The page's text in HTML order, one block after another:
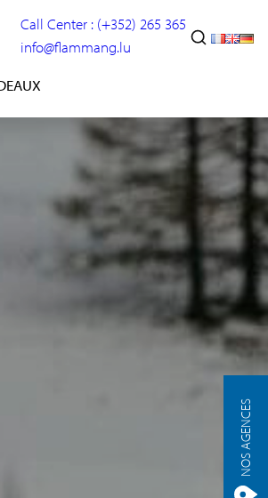
Call Center : (+352) 265 365
info@flammang.lu
NOS AGENCES